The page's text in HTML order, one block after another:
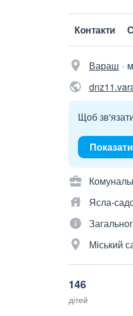
Контакти
Вараш
Щоб
Ясла-
Міський
146
дітей